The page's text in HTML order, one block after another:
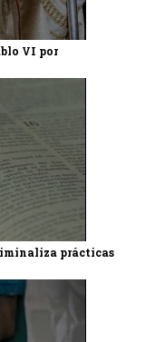
VI por
prácticas